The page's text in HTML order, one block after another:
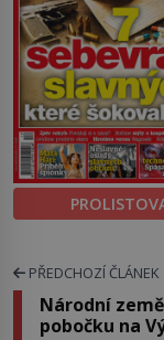
PŘEDCHOZÍ ČLÁNEK
Národní
pobočku na